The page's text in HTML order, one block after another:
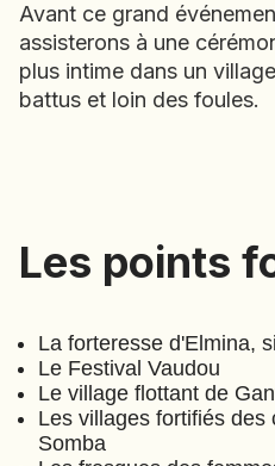
ETHIOPIE
GEORGIE
GHANA
HONDURAS
INDONÉSIE
IRAQ
JAPON
JORDANIE
Festival
Avant ce grand
assisterons à une
plus intime dans un
battus et loin des foules.
Les points
Les points
La forteresse d'Elmina,
Le Festival Vaudou
Le village flottant de
Les villages fortifiés des
Somba